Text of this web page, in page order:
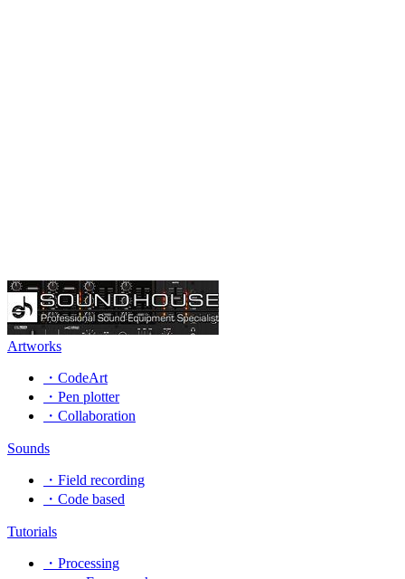
Artworks
・CodeArt
・Pen plotter
・Collaboration
Sounds
・Field recording
・Code based
Tutorials
・Processing